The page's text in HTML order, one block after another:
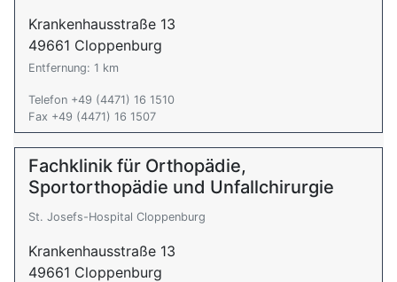
Krankenhausstraße 13
49661 Cloppenburg
Entfernung: 1 km
Telefon +49 (4471) 16 1510
Fax +49 (4471) 16 1507
Fachklinik für Orthopädie,
Sportorthopädie und Unfallchirurgie
St. Josefs-Hospital Cloppenburg
Krankenhausstraße 13
49661 Cloppenburg